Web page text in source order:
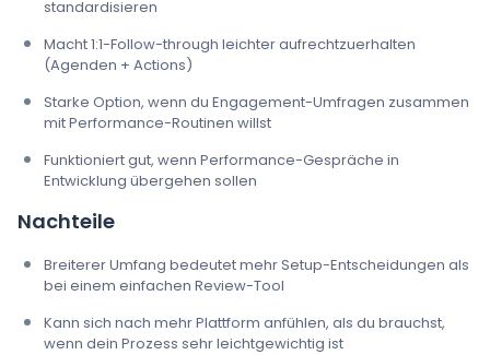
standardisieren
Macht 1:1-Follow-through leichter aufrechtzuerhalten
(Agenden + Actions)
Starke Option, wenn du Engagement-Umfragen zusammen
mit Performance-Routinen willst
Funktioniert gut, wenn Performance-Gespräche in
Entwicklung übergehen sollen
Nachteile
Breiterer Umfang bedeutet mehr Setup-Entscheidungen als
bei einem einfachen Review-Tool
Kann sich nach mehr Plattform anfühlen, als du brauchst,
wenn dein Prozess sehr leichtgewichtig ist